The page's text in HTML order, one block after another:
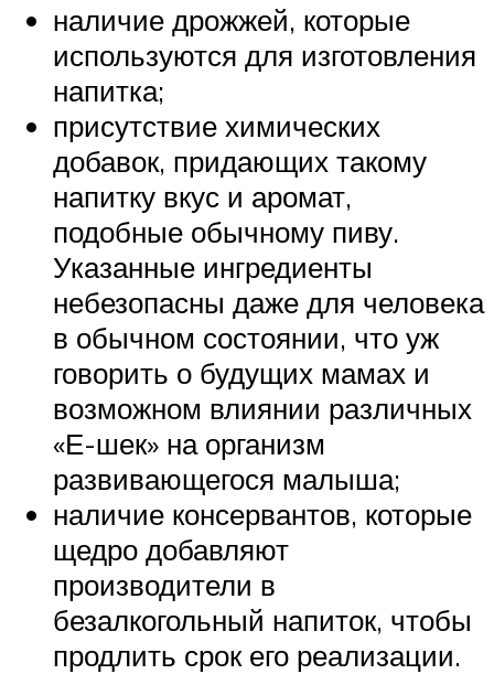
наличие дрожжей, которые
используются для изготовления
напитка;
присутствие химических
добавок, придающих такому
напитку вкус и аромат,
подобные обычному пиву.
Указанные ингредиенты
небезопасны даже для человека
в обычном состоянии, что уж
говорить о будущих мамах и
возможном влиянии различных
«Е-шек» на организм
развивающегося малыша;
наличие консервантов, которые
щедро добавляют
производители в
безалкогольный напиток, чтобы
продлить срок его реализации.